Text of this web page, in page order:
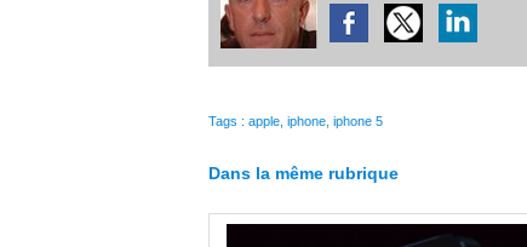
Tags : apple iphone iphone 5
Dans la même rubrique